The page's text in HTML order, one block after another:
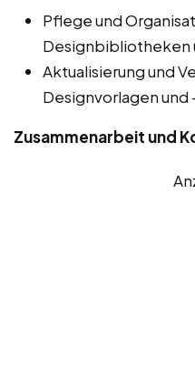
Pflege und
Designbibliotheken
Aktualisierung und
Designvorlagen und
Zusammenarbeit und